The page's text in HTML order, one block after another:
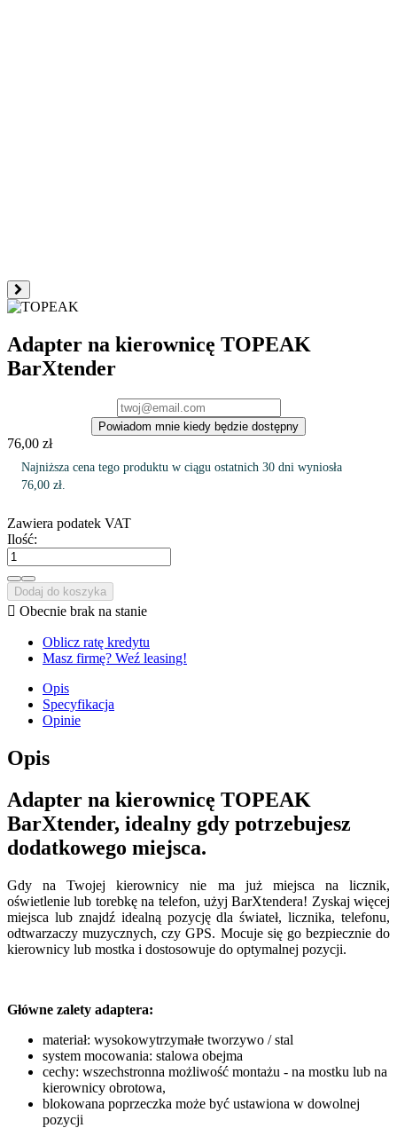
Adapter na kierownicę TOPEAK
BarXtender
Powiadom mnie kiedy będzie dostępny
76,00 zł
Najniższa cena tego produktu w ciągu ostatnich 30 dni wyniosła
76,00 zł.
Zawiera podatek VAT
Ilość:
Dodaj do koszyka
 Obecnie brak na stanie
Oblicz ratę kredytu
Masz firmę? Weź leasing!
Opis
Specyfikacja
Opinie
Opis
Adapter na kierownicę TOPEAK
BarXtender, idealny gdy potrzebujesz
dodatkowego miejsca.
Gdy na Twojej kierownicy nie ma już miejsca na licznik,
oświetlenie lub torebkę na telefon, użyj BarXtendera! Zyskaj więcej
miejsca lub znajdź idealną pozycję dla świateł, licznika, telefonu,
odtwarzaczy muzycznych, czy GPS. Mocuje się go bezpiecznie do
kierownicy lub mostka i dostosowuje do optymalnej pozycji.
Główne zalety adaptera:
materiał: wysokowytrzymałe tworzywo / stal
system mocowania: stalowa obejma
cechy: wszechstronna możliwość montażu - na mostku lub na
kierownicy obrotowa,
blokowana poprzeczka może być ustawiona w dowolnej
pozycji